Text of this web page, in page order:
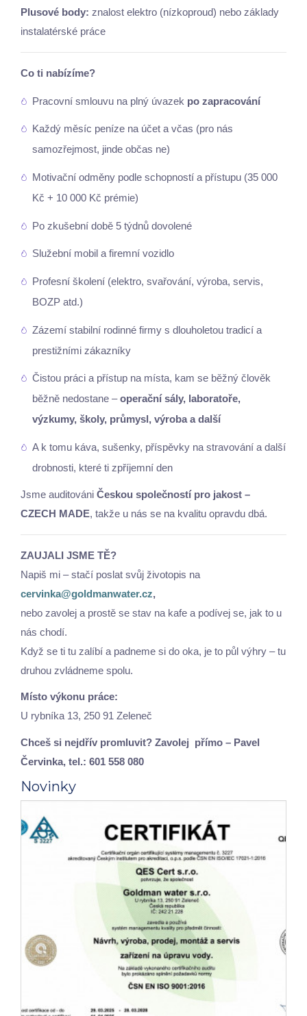
Plusové body: znalost elektro (nízkoproud) nebo základy
instalatérské práce
Co ti nabízíme?
Pracovní smlouvu na plný úvazek po zapracování
Každý měsíc peníze na účet a včas (pro nás
samozřejmost, jinde občas ne)
Motivační odměny podle schopností a přístupu (35 000
Kč + 10 000 Kč prémie)
Po zkušební době 5 týdnů dovolené
Služební mobil a firemní vozidlo
Profesní školení (elektro, svařování, výroba, servis,
BOZP atd.)
Zázemí stabilní rodinné firmy s dlouholetou tradicí a
prestižními zákazníky
Čistou práci a přístup na místa, kam se běžný člověk
běžně nedostane –operační sály, laboratoře,
výzkumy, školy, průmysl, výroba a další
A k tomu káva, sušenky, příspěvky na stravování a další
drobnosti, které ti zpříjemní den
Jsme auditováni Českou společností pro jakost –
CZECH MADE, takže u nás se na kvalitu opravdu dbá.
ZAUJALI JSME TĚ?
Napiš mi – stačí poslat svůj životopis na
cervinka@goldmanwater.cz,
nebo zavolej a prostě se stav na kafe a podívej se, jak to u
nás chodí.
Když se ti tu zalíbí a padneme si do oka, je to půl výhry – tu
druhou zvládneme spolu.
Místo výkonu práce:
U rybníka 13, 250 91 Zeleneč
Chceš si nejdřív promluvit? Zavolej přímo – Pavel
Červinka, tel.: 601 558 080
Novinky